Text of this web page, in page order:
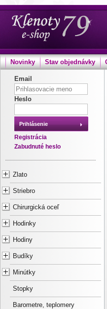
Novinky Stav objednávky
Email
Heslo
Prihlásenie
Registrácia
Zabudnuté heslo
Zlato
Striebro
Chirurgická oceľ
Hodinky
Hodiny
Budíky
Minútky
Stopky
Barometre, teplomery